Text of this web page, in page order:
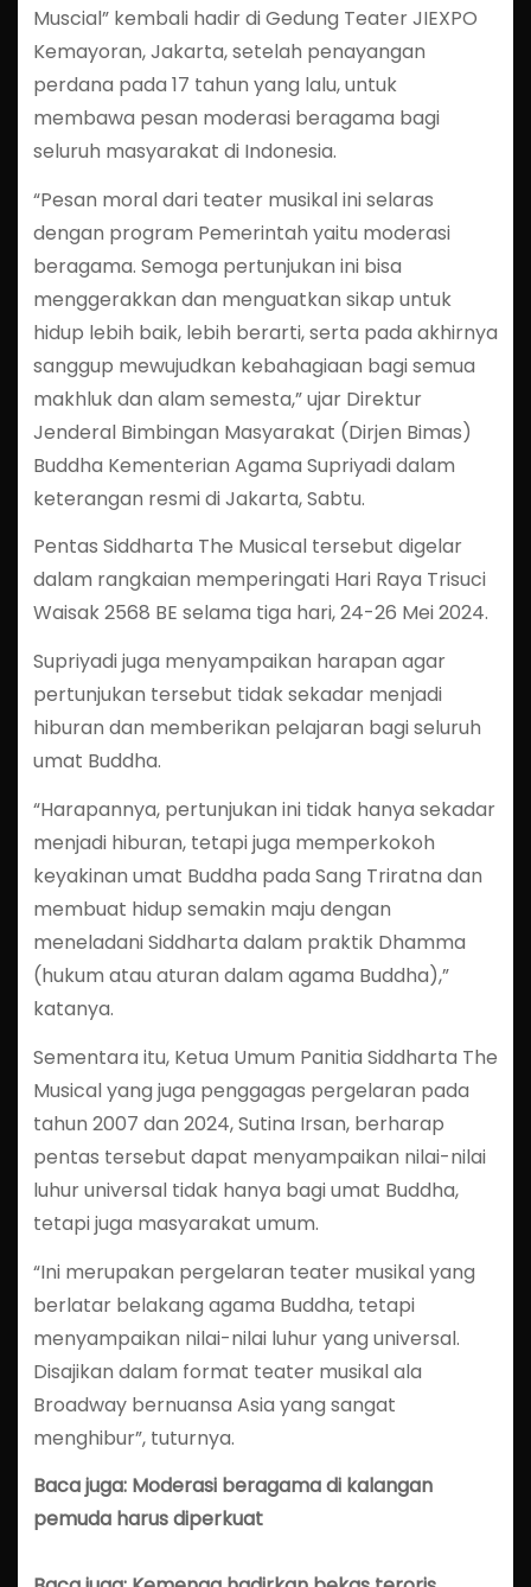
Muscial” kembali hadir di Gedung Teater JIEXPO
Kemayoran, Jakarta, setelah penayangan
perdana pada 17 tahun yang lalu, untuk
membawa pesan moderasi beragama bagi
seluruh masyarakat di Indonesia.
“Pesan moral dari teater musikal ini selaras
dengan program Pemerintah yaitu moderasi
beragama. Semoga pertunjukan ini bisa
menggerakkan dan menguatkan sikap untuk
hidup lebih baik, lebih berarti, serta pada akhirnya
sanggup mewujudkan kebahagiaan bagi semua
makhluk dan alam semesta,” ujar Direktur
Jenderal Bimbingan Masyarakat (Dirjen Bimas)
Buddha Kementerian Agama Supriyadi dalam
keterangan resmi di Jakarta, Sabtu.
Pentas Siddharta The Musical tersebut digelar
dalam rangkaian memperingati Hari Raya Trisuci
Waisak 2568 BE selama tiga hari, 24-26 Mei 2024.
Supriyadi juga menyampaikan harapan agar
pertunjukan tersebut tidak sekadar menjadi
hiburan dan memberikan pelajaran bagi seluruh
umat Buddha.
“Harapannya, pertunjukan ini tidak hanya sekadar
menjadi hiburan, tetapi juga memperkokoh
keyakinan umat Buddha pada Sang Triratna dan
membuat hidup semakin maju dengan
meneladani Siddharta dalam praktik Dhamma
(hukum atau aturan dalam agama Buddha),”
katanya.
Sementara itu, Ketua Umum Panitia Siddharta The
Musical yang juga penggagas pergelaran pada
tahun 2007 dan 2024, Sutina Irsan, berharap
pentas tersebut dapat menyampaikan nilai-nilai
luhur universal tidak hanya bagi umat Buddha,
tetapi juga masyarakat umum.
“Ini merupakan pergelaran teater musikal yang
berlatar belakang agama Buddha, tetapi
menyampaikan nilai-nilai luhur yang universal.
Disajikan dalam format teater musikal ala
Broadway bernuansa Asia yang sangat
menghibur”, tuturnya.
Baca juga: Moderasi beragama di kalangan
pemuda harus diperkuat